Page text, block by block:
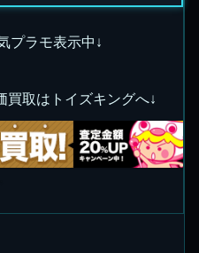
プラモ表示中↓
買取はトイズキングへ↓